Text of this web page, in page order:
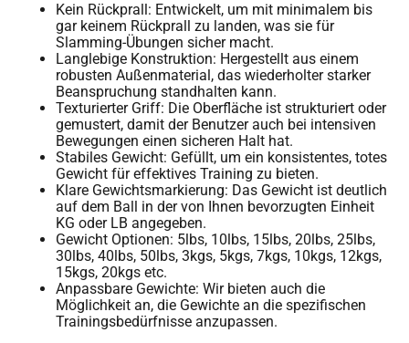
Kein Rückprall: Entwickelt, um mit minimalem bis
gar keinem Rückprall zu landen, was sie für
Slamming-Übungen sicher macht.
Langlebige Konstruktion: Hergestellt aus einem
robusten Außenmaterial, das wiederholter starker
Beanspruchung standhalten kann.
Texturierter Griff: Die Oberfläche ist strukturiert oder
gemustert, damit der Benutzer auch bei intensiven
Bewegungen einen sicheren Halt hat.
Stabiles Gewicht: Gefüllt, um ein konsistentes, totes
Gewicht für effektives Training zu bieten.
Klare Gewichtsmarkierung: Das Gewicht ist deutlich
auf dem Ball in der von Ihnen bevorzugten Einheit
KG oder LB angegeben.
Gewicht Optionen: 5lbs, 10lbs, 15lbs, 20lbs, 25lbs,
30lbs, 40lbs, 50lbs, 3kgs, 5kgs, 7kgs, 10kgs, 12kgs,
15kgs, 20kgs etc.
Anpassbare Gewichte: Wir bieten auch die
Möglichkeit an, die Gewichte an die spezifischen
Trainingsbedürfnisse anzupassen.